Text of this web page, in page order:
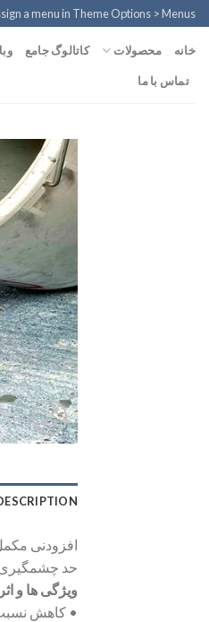
Skip
to
content
a menu in Theme Options > Menus
خانه محصولات کاتالوگ جامع
تماس با ما
افزودنی
حد چشمگیری
ویژگی ها و
• کاهش نسبت آب به